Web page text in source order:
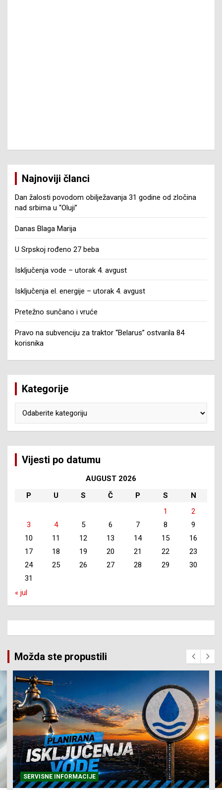
Najnoviji članci
Dan žalosti povodom obilježavanja 31 godine od zločina
nad srbima u “Oluji”
Danas Blaga Marija
U Srpskoj rođeno 27 beba
Isključenja vode – utorak 4. avgust
Isključenja el. energije – utorak 4. avgust
Pretežno sunčano i vruće
Pravo na subvenciju za traktor “Belarus” ostvarila 84
korisnika
Kategorije
Vijesti po datumu
AUGUST 2026
P
U S Č P S
N
1
2
3
4 5 6 7 8
9
10
11 12 13 14 15
16
17
18 19 20 21 22
23
24
25 26 27 28 29
30
31
« jul
Možda ste propustili
SERVISNE INFORMACIJE